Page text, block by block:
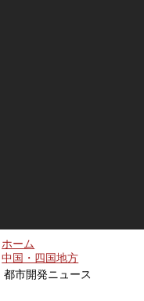
ホーム
中国・四国地方
都市開発ニュース